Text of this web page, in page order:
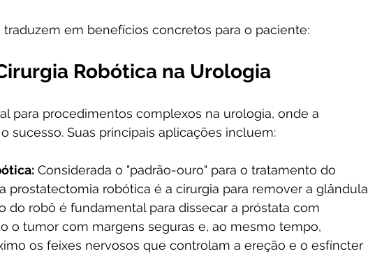
traduzem em benefícios concretos para o paciente:
Robótica na Urologia
para procedimentos complexos na urologia, onde a
sucesso. Suas principais aplicações incluem:
Considerada o "padrão-ouro" para o tratamento do
prostatectomia robótica é a cirurgia para remover a glândula
do robô é fundamental para dissecar a próstata com
o tumor com margens seguras e, ao mesmo tempo,
os feixes nervosos que controlam a ereção e o esfíncter